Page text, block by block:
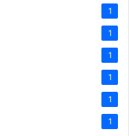
1
1
1
1
1
1